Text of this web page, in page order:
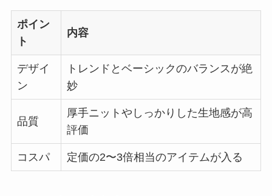
ポイン
ト
内容
デザイ
ン
トレンドとベーシックのバランスが絶
妙
品質
厚手ニットやしっかりした生地感が高
評価
コスパ 定価の2〜3倍相当のアイテムが入る